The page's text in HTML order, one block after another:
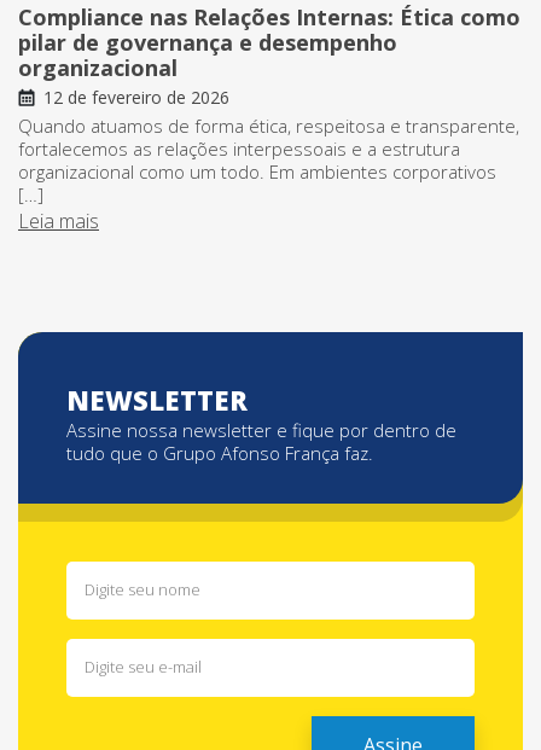
Compliance nas Relações Internas: Ética como
pilar de governança e desempenho
organizacional
12 de fevereiro de 2026
Quando atuamos de forma ética, respeitosa e transparente,
fortalecemos as relações interpessoais e a estrutura
organizacional como um todo. Em ambientes corporativos
[…]
Leia mais
NEWSLETTER
Assine nossa newsletter e fique por dentro de
tudo que o Grupo Afonso França faz.